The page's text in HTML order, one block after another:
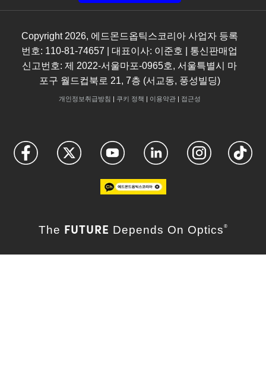
Copyright 2026, 에드몬드옵틱스코리아 사업자 등록
번호: 110-81-74657 | 대표이사: 이준호 | 통신판매업
신고번호: 제 2022-서울마포-0965호, 서울특별시 마
포구 월드컵북로 21, 7층 (서교동, 풍성빌딩)
개인정보취급방침 | 쿠키 정책 | 이용약관| 접근성
The FUTURE Depends On Optics ®